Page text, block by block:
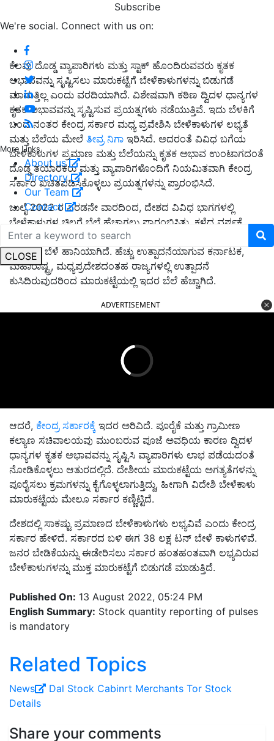
Subscribe
We're social. Connect with us on:
More Links
About us
Directory
Our Team
Contact
CLOSE
ಕೆಲವು ದೊಡ್ಡ ವ್ಯಾಪಾರಿಗಳು ಮತ್ತು ಸ್ಟಾಕ್ ಹೊಂದಿರುವವರು ಕೃತಕ
ಅಭಾವವನ್ನು ಸೃಷ್ಟಿಸಲು ಮಾರುಕಟ್ಟೆಗೆ ಬೇಳೆಕಾಳುಗಳನ್ನು ಬಿಡುಗಡೆ
ಮಾಡುತ್ತಿಲ್ಲ ಎಂದು ವರದಿಯಾಗಿದೆ. ವಿಶೇಷವಾಗಿ ಕಠಿಣ ದ್ವಿದಳ ಧಾನ್ಯಗಳ
ಕೃತಕ ಅಭಾವವನ್ನು ಸೃಷ್ಟಿಸುವ ಪ್ರಯತ್ನಗಳು ನಡೆಯುತ್ತಿವೆ. ಇದು ಬೆಳಕಿಗೆ
ಬಂದ ನಂತರ ಕೇಂದ್ರ ಸರ್ಕಾರ ಮಧ್ಯ ಪ್ರವೇಶಿಸಿ ಬೇಳೆಕಾಳುಗಳ ಲಭ್ಯತೆ
ಮತ್ತು ಬೆಲೆಯ ಮೇಲೆ ತೀವ್ರ ನಿಗಾ ಇರಿಸಿದೆ. ಅದರಂತೆ ವಿವಿಧ ಬಗೆಯ
ಬೇಳೆಕಾಳುಗಳ ಪ್ರಮಾಣ ಮತ್ತು ಬೆಲೆಯನ್ನು ಕೃತಕ ಅಭಾವ ಉಂಟಾಗದಂತೆ
ದೊಡ್ಡ ತಯಾರಕರು ಮತ್ತು ವ್ಯಾಪಾರಿಗಳೊಂದಿಗೆ ನಿಯಮಿತವಾಗಿ ಕೇಂದ್ರ
ಸರ್ಕಾರ ಖಚಿತಪಡಿಸಿಕೊಳ್ಳಲು ಪ್ರಯತ್ನಗಳನ್ನು ಪ್ರಾರಂಭಿಸಿದೆ.
ಜುಲೈ 2022 ರ ಎರಡನೇ ವಾರದಿಂದ, ದೇಶದ ವಿವಿಧ ಭಾಗಗಳಲ್ಲಿ
ಬೇಳೆಕಾಳುಗಳ ಚಿಲ್ಲರೆ ಬೆಲೆ ಹೆಚ್ಚಾಗಲು ಪ್ರಾರಂಭಿಸಿತು. ಕಳೆದ ವರ್ಷಕ್ಕೆ
ಹೋಲಿಸಿದರೆ ಈ ಬಾರಿ ಖಾರಿಫ್ ಹಂಗಾಮಿನಲ್ಲಿ ಅತಿವೃಷ್ಟಿಯಿಂದ ದ್ವಿದಳ
ಧಾನ್ಯಗಳ ಬೆಳೆ ಹಾನಿಯಾಗಿದೆ. ಹೆಚ್ಚು ಉತ್ಪಾದನೆಯಾಗುವ ಕರ್ನಾಟಕ,
ಮಹಾರಾಷ್ಟ್ರ, ಮಧ್ಯಪ್ರದೇಶದಂತಹ ರಾಜ್ಯಗಳಲ್ಲಿ ಉತ್ಪಾದನೆ
ಕುಸಿದಿರುವುದರಿಂದ ಮಾರುಕಟ್ಟೆಯಲ್ಲಿ ಇದರ ಬೆಲೆ ಹೆಚ್ಚಾಗಿದೆ.
ADVERTISEMENT
ಆದರೆ, ಕೇಂದ್ರ ಸರ್ಕಾರಕ್ಕೆ ಇದರ ಅರಿವಿದೆ. ಪೂರೈಕೆ ಮತ್ತು ಗ್ರಾಮೀಣ
ಕಲ್ಯಾಣ ಸಚಿವಾಲಯವು ಮುಂಬರುವ ಪೂಜೆ ಅವಧಿಯ ಕಾರಣ ದ್ವಿದಳ
ಧಾನ್ಯಗಳ ಕೃತಕ ಅಭಾವವನ್ನು ಸೃಷ್ಟಿಸಿ ವ್ಯಾಪಾರಿಗಳು ಲಾಭ ಪಡೆಯದಂತೆ
ನೋಡಿಕೊಳ್ಳಲು ಆತುರದಲ್ಲಿದೆ. ದೇಶೀಯ ಮಾರುಕಟ್ಟೆಯ ಅಗತ್ಯತೆಗಳನ್ನು
ಪೂರೈಸಲು ಕ್ರಮಗಳನ್ನು ಕೈಗೊಳ್ಳಲಾಗುತ್ತಿದ್ದು, ಹೀಗಾಗಿ ವಿದೇಶಿ ಬೇಳೆಕಾಳು
ಮಾರುಕಟ್ಟೆಯ ಮೇಲೂ ಸರ್ಕಾರ ಕಣ್ಣಿಟ್ಟಿದೆ.
ದೇಶದಲ್ಲಿ ಸಾಕಷ್ಟು ಪ್ರಮಾಣದ ಬೇಳೆಕಾಳುಗಳು ಲಭ್ಯವಿವೆ ಎಂದು ಕೇಂದ್ರ
ಸರ್ಕಾರ ಹೇಳಿದೆ. ಸರ್ಕಾರದ ಬಳಿ ಈಗ 38 ಲಕ್ಷ ಟನ್ ಬೇಳೆ ಕಾಳುಗಳಿವೆ.
ಜನರ ಬೇಡಿಕೆಯನ್ನು ಈಡೇರಿಸಲು ಸರ್ಕಾರ ಹಂತಹಂತವಾಗಿ ಲಭ್ಯವಿರುವ
ಬೇಳೆಕಾಳುಗಳನ್ನು ಮುಕ್ತ ಮಾರುಕಟ್ಟೆಗೆ ಬಿಡುಗಡೆ ಮಾಡುತ್ತಿದೆ.
Published On: 13 August 2022, 05:24 PM
English Summary: Stock quantity reporting of pulses
is mandatory
Related Topics
News Dal Stock Cabinrt Merchants Tor Stock
Details
Share your comments